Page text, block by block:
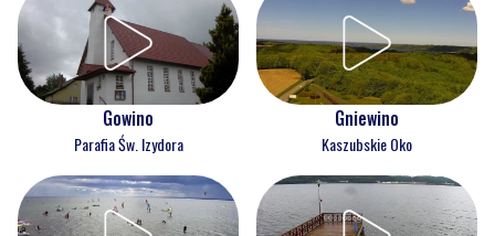
Gowino
Parafia Św. Izydora
Gniewino
Kaszubskie Oko